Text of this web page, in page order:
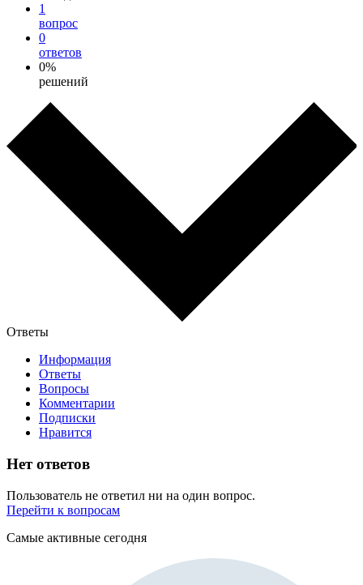
1
вопрос
0
ответов
0%
решений
Ответы
Информация
Ответы
Вопросы
Комментарии
Подписки
Нравится
Нет ответов
Пользователь не ответил ни на один вопрос.
Перейти к вопросам
Самые активные сегодня